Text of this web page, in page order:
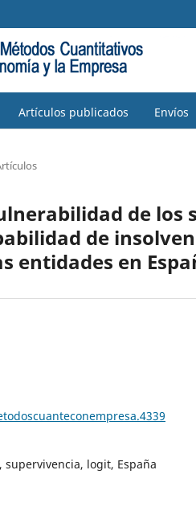
Artículos publicados Envíos
de los
de
entidades en
logit, España